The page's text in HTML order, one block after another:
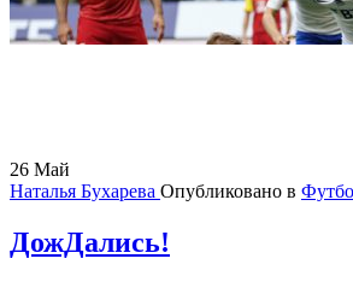
26 Май
Наталья Бухарева Опубликовано в
ДожДались!